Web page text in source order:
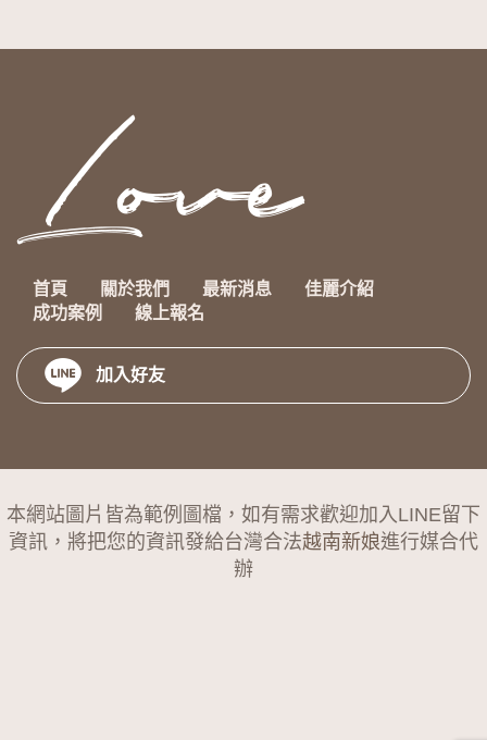
首頁 關於我們 最新消息
佳麗介紹
成功案例
線上報名
加入好友
本網站圖片皆為範例圖檔，如有需求歡迎加入LINE留下
資訊，將把您的資訊發給台灣合法越南新娘進行媒合代
辦